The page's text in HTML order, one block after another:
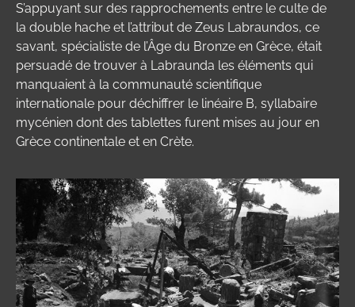
S’appuyant sur des rapprochements entre le culte de
la double hache et l’attribut de Zeus Labraundos, ce
savant, spécialiste de l’Âge du Bronze en Grèce, était
persuadé de trouver à Labraunda les éléments qui
manquaient à la communauté scientifique
internationale pour déchiffrer le linéaire B, syllabaire
mycénien dont des tablettes furent mises au jour en
Grèce continentale et en Crète.